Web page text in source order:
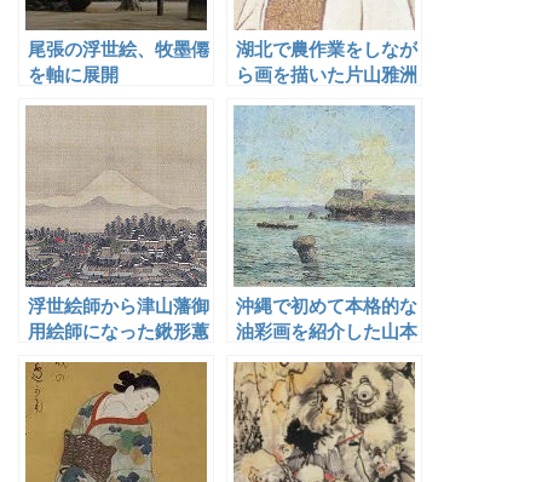
尾張の浮世絵、牧墨僊
を軸に展開
湖北で農作業をしなが
ら画を描いた片山雅洲
浮世絵師から津山藩御
用絵師になった鍬形蕙
斎
沖縄で初めて本格的な
油彩画を紹介した山本
森之助